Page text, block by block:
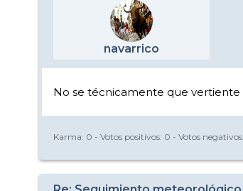
navarrico
No se técnicamente que vertiente
Karma: 0 - Votos positivos: 0 - Votos negativos: